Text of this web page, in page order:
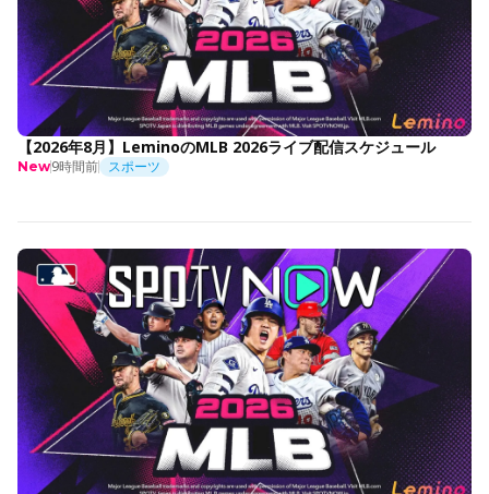
【2026年8月】LeminoのMLB 2026ライブ配信スケジュール
New9時間前 スポーツ